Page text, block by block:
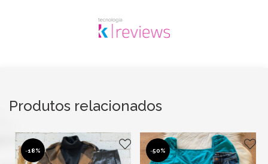
Produtos relacionados
-18% -50%